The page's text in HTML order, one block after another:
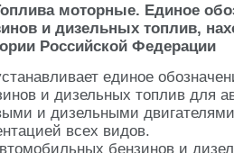
моторные. Единое
и дизельных топлив,
Российской Федерации
единое
и дизельных топлив для
и дизельными
всех видов.
бензинов и